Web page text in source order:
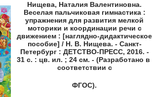
Нищева, Наталия Валентиновна.
Веселая пальчиковая гимнастика :
упражнения для развития мелкой
моторики и координации речи с
движением : [наглядно-дидактическое
пособие] / Н. В. Нищева. - Санкт-
Петербург : ДЕТСТВО-ПРЕСС, 2016. -
31 с. : цв. ил. ; 24 см. - (Разработано в
соответствии с
ФГОС).